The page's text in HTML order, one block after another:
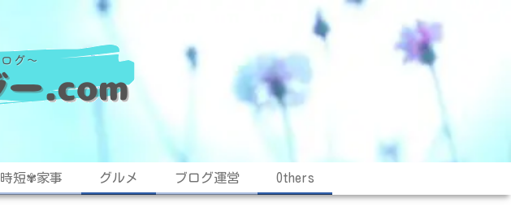
時短✾家事 グルメ ブログ運営 Others